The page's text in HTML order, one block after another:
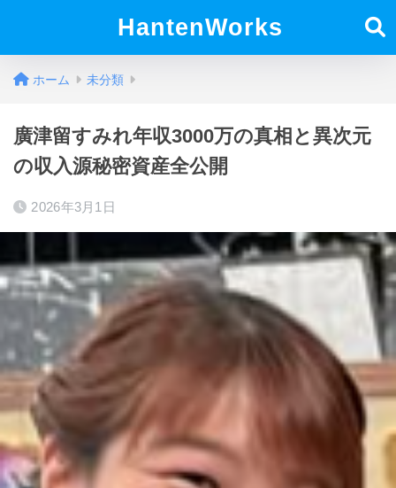
HantenWorks
ホーム 未分類
廣津留すみれ年収3000万の真相と異次元
の収入源秘密資産全公開
2026年3月1日